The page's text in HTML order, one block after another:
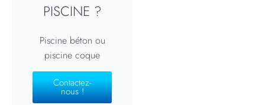
PISCINE ?
Piscine béton ou
piscine coque
Contactez-
nous !